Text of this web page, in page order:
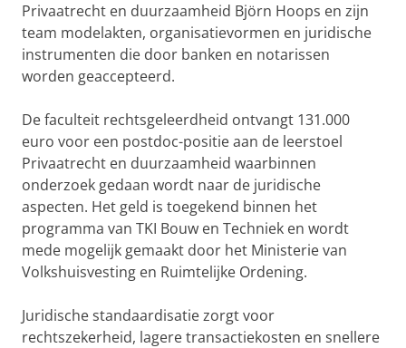
Privaatrecht en duurzaamheid Björn Hoops en zijn
team modelakten, organisatievormen en juridische
instrumenten die door banken en notarissen
worden geaccepteerd.
De faculteit rechtsgeleerdheid ontvangt 131.000
euro voor een postdoc-positie aan de leerstoel
Privaatrecht en duurzaamheid waarbinnen
onderzoek gedaan wordt naar de juridische
aspecten. Het geld is toegekend binnen het
programma van TKI Bouw en Techniek en wordt
mede mogelijk gemaakt door het Ministerie van
Volkshuisvesting en Ruimtelijke Ordening.
Juridische standaardisatie zorgt voor
rechtszekerheid, lagere transactiekosten en snellere